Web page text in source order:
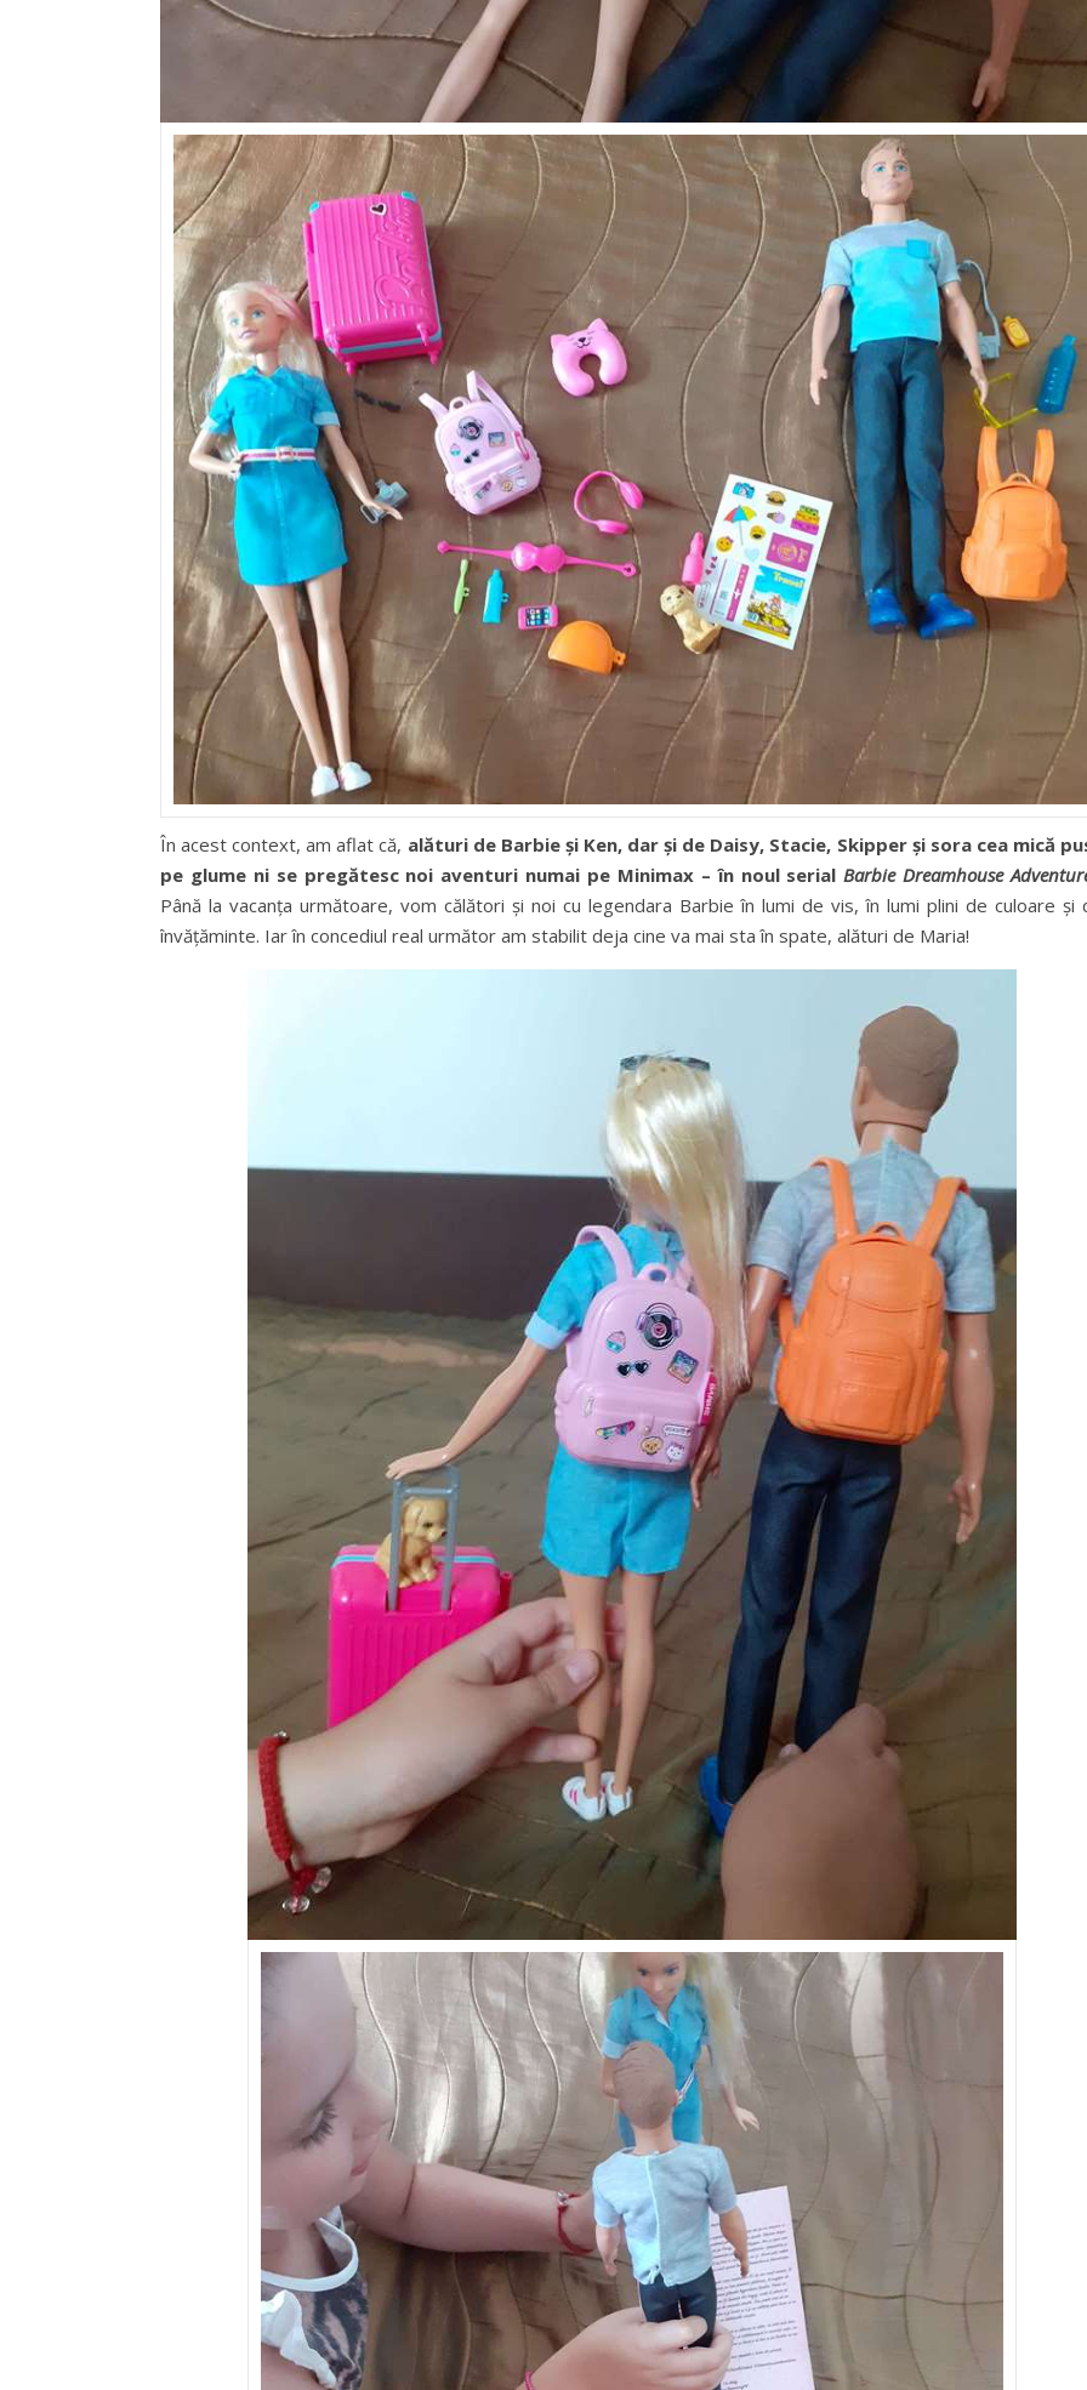
În acest context, am aflat că, alături de Barbie și Ken, dar și de Daisy, Stacie, Skipper și sora cea mică
pe glume ni se pregătesc noi aventuri numai pe Minimax – în noul serialBarbie Dreamhouse
Până la vacanța următoare, vom călători și noi cu legendara Barbie în lumi de vis, în lumi plini de culoare și
învățăminte. Iar în concediul real următor am stabilit deja cine va mai sta în spate, alături de Maria!